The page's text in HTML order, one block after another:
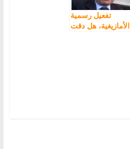
تفعيل رسمية
الأمازيغية، هل دقت